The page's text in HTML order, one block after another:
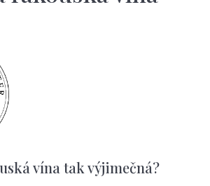
vína tak výjimečná?